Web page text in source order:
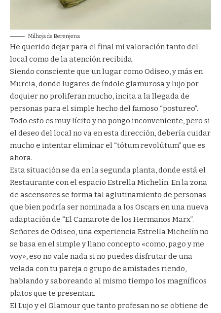
Milhoja de Berenjena
He querido dejar para el final mi valoración tanto del
local como de la atención recibida.
Siendo consciente que un lugar como Odiseo, y más en
Murcia, donde lugares de índole glamurosa y lujo por
doquier no proliferan mucho, incita a la llegada de
personas para el simple hecho del famoso “postureo”.
Todo esto es muy lícito y no pongo inconveniente, pero si
el deseo del local no va en esta dirección, debería cuidar
mucho e intentar eliminar el “tótum revolútum” que es
ahora.
Esta situación se da en la segunda planta, donde está el
Restaurante con el espacio Estrella Michelín. En la zona
de ascensores se forma tal aglutinamiento de personas
que bien podría ser nominada a los Oscars en una nueva
adaptación de “El Camarote de los Hermanos Marx”.
Señores de Odiseo, una experiencia Estrella Michelín no
se basa en el simple y llano concepto «como, pago y me
voy», eso no vale nada si no puedes disfrutar de una
velada con tu pareja o grupo de amistades riendo,
hablando y saboreando al mismo tiempo los magníficos
platos que te presentan.
El Lujo y el Glamour que tanto profesan no se obtiene de